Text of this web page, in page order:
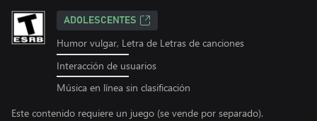
ADOLESCENTES
Humor vulgar, Letra de Letras de canciones
Interacción de usuarios
Música en línea sin clasificación
Este contenido requiere un juego (se vende por separado).